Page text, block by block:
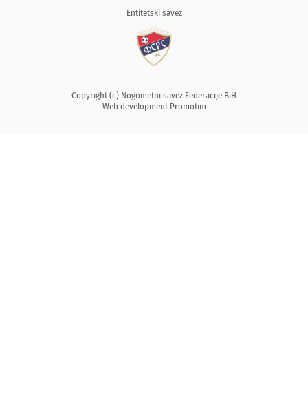
Entitetski savez
Copyright (c) Nogometni savez Federacije BiH
Web development Promotim